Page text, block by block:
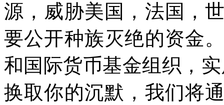
源，威胁美国，法国，
要公开种族灭绝的资金
和国际货币基金组织，
换取你的沉默，我们将